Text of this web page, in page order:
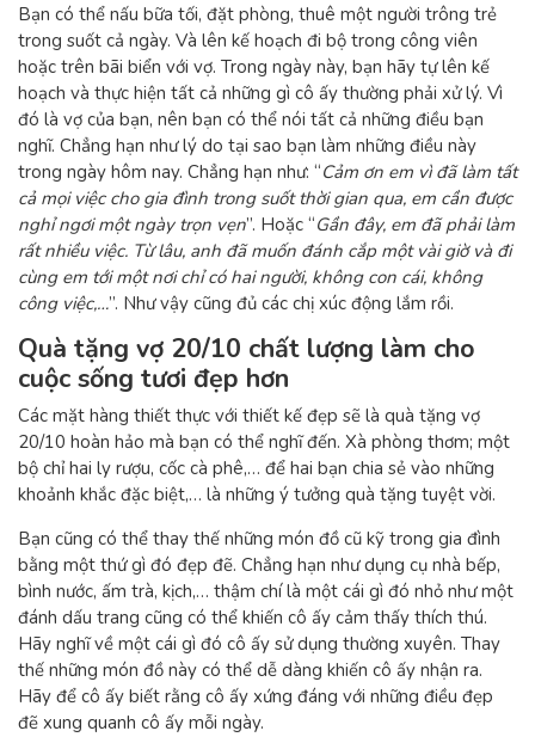
Bạn có thể nấu bữa tối, đặt phòng, thuê một người trông trẻ
trong suốt cả ngày. Và lên kế hoạch đi bộ trong công viên
hoặc trên bãi biển với vợ. Trong ngày này, bạn hãy tự lên kế
hoạch và thực hiện tất cả những gì cô ấy thường phải xử lý. Vì
đó là vợ của bạn, nên bạn có thể nói tất cả những điều bạn
nghĩ. Chẳng hạn như lý do tại sao bạn làm những điều này
trong ngày hôm nay. Chẳng hạn như: “Cảm ơn em vì đã làm tất
cả mọi việc cho gia đình trong suốt thời gian qua, em cần được
nghỉ ngơi một ngày trọn vẹn”. Hoặc “Gần đây, em đã phải làm
rất nhiều việc. Từ lâu, anh đã muốn đánh cắp một vài giờ và đi
cùng em tới một nơi chỉ có hai người, không con cái, không
công việc,…”. Như vậy cũng đủ các chị xúc động lắm rồi.
Quà tặng vợ 20/10 chất lượng làm cho
cuộc sống tươi đẹp hơn
Các mặt hàng thiết thực với thiết kế đẹp sẽ là quà tặng vợ
20/10 hoàn hảo mà bạn có thể nghĩ đến. Xà phòng thơm; một
bộ chỉ hai ly rượu, cốc cà phê,… để hai bạn chia sẻ vào những
khoảnh khắc đặc biệt,… là những ý tưởng quà tặng tuyệt vời.
Bạn cũng có thể thay thế những món đồ cũ kỹ trong gia đình
bằng một thứ gì đó đẹp đẽ. Chẳng hạn như dụng cụ nhà bếp,
bình nước, ấm trà, kịch,… thậm chí là một cái gì đó nhỏ như một
đánh dấu trang cũng có thể khiến cô ấy cảm thấy thích thú.
Hãy nghĩ về một cái gì đó cô ấy sử dụng thường xuyên. Thay
thế những món đồ này có thể dễ dàng khiến cô ấy nhận ra.
Hãy để cô ấy biết rằng cô ấy xứng đáng với những điều đẹp
đẽ xung quanh cô ấy mỗi ngày.